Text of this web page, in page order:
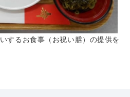
するお食事（お祝い膳）の提供を